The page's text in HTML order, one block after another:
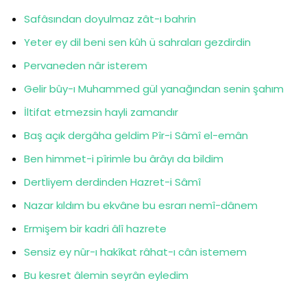
Safâsından doyulmaz zât-ı bahrin
Yeter ey dil beni sen kûh ü sahraları gezdirdin
Pervaneden nâr isterem
Gelir bûy-ı Muhammed gül yanağından senin şahım
İltifat etmezsin hayli zamandır
Baş açık dergâha geldim Pîr-i Sâmî el-emân
Ben himmet-i pîrimle bu ârâyı da bildim
Dertliyem derdinden Hazret-i Sâmî
Nazar kıldım bu ekvâne bu esrarı nemî-dânem
Ermişem bir kadri âlî hazrete
Sensiz ey nûr-ı hakîkat râhat-ı cân istemem
Bu kesret âlemin seyrân eyledim